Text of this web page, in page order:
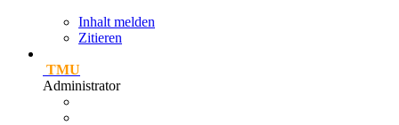
Inhalt melden
Zitieren
TMU
Administrator